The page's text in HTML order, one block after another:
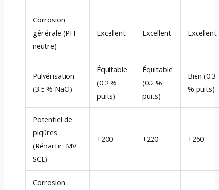
Corrosion
générale (PH
neutre)
Excellent Excellent Excellent
Pulvérisation
(3.5 % NaCl)
Équitable
(0.2 %
puits)
Équitable
(0.2 %
puits)
Bien (0.3
% puits)
Potentiel de
piqûres
(Répartir, MV
SCE)
+200 +220 +260
Corrosion